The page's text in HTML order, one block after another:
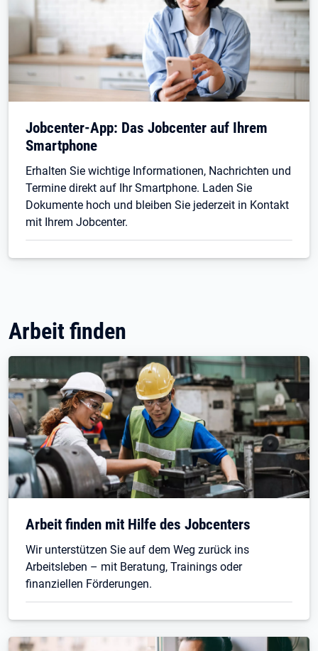
Jobcenter-App: Das Jobcenter auf Ihrem
Smartphone
Erhalten Sie wichtige Informationen, Nachrichten und
Termine direkt auf Ihr Smartphone. Laden Sie
Dokumente hoch und bleiben Sie jederzeit in Kontakt
mit Ihrem Jobcenter.
Arbeit finden
Arbeit finden mit Hilfe des Jobcenters
Wir unterstützen Sie auf dem Weg zurück ins
Arbeitsleben – mit Beratung, Trainings oder
finanziellen Förderungen.